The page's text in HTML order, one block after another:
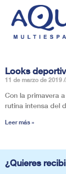
Looks
11 de marzo de 2019
Con la primavera
rutina intensa del
Leer más »
¿Quieres